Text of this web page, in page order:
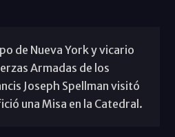
de Nueva York y vicario
Armadas de los
Joseph Spellman visitó
una Misa en la Catedral.